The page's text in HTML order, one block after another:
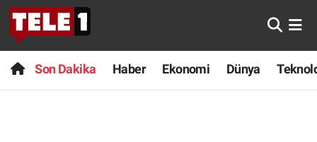
Son Dakika Haber Ekonomi Dünya
Anında Manşet
Başka Sohbetler
Son Dakika
Haber
Nöbetçi Eczaneler
Hava Durumu